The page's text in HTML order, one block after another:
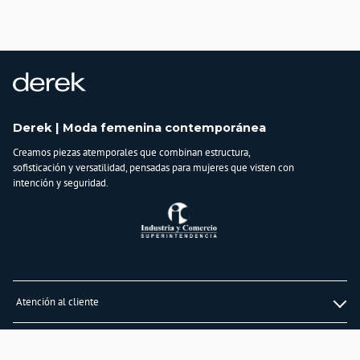
Importador:
Cuidado y Lavado
planchar a temperatura tibia
Composición:
62% LYOCELL
26% POLIESTER
Derek | Moda femenina contemporánea
Creamos piezas atemporales que combinan estructura,
sofisticación y versatilidad, pensadas para mujeres que visten con
intención y seguridad.
Atención al cliente